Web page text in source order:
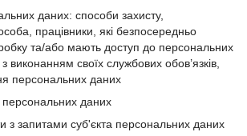
даних: способи захисту,
працівники, які безпосередньо
та/або мають доступ до персональних
з виконанням своїх службових обов’язків,
персональних даних
персональних даних
з запитами суб'єкта персональних даних